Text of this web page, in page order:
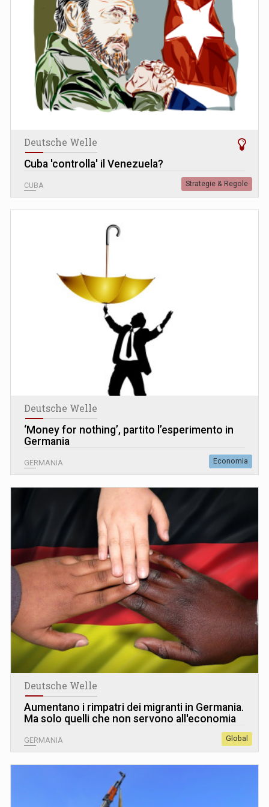
Deutsche Welle
Cuba 'controlla' il Venezuela?
CUBA Strategie & Regole
Deutsche Welle
‘Money for nothing’, partito l’esperimento in
Germania
GERMANIA Economia
Deutsche Welle
Aumentano i rimpatri dei migranti in Germania.
Ma solo quelli che non servono all'economia
GERMANIA Global